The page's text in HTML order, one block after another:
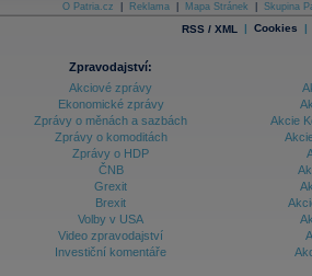
O Patria.cz Reklama Mapa Stránek Skupina
RSS / XML | Cookies |
Zpravodajství:
Akciové zprávy
Ekonomické zprávy
Zprávy o měnách a sazbách
Zprávy o komoditách
Zprávy o HDP
ČNB
Grexit
Brexit
Volby v USA
Video zpravodajství
Investiční komentáře
Akcie